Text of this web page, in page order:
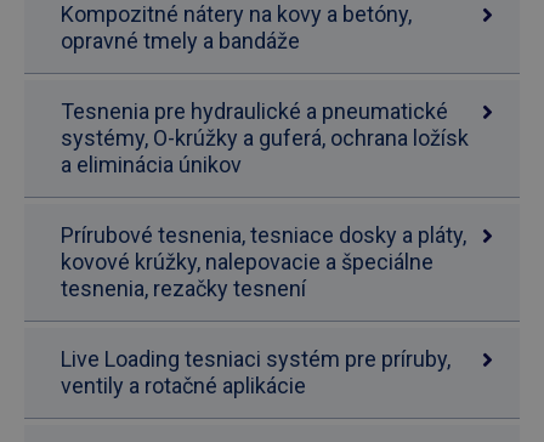
Kompozitné nátery na kovy a betóny,
opravné tmely a bandáže
Tesnenia pre hydraulické a pneumatické
systémy, O-krúžky a guferá, ochrana ložísk
a eliminácia únikov
Prírubové tesnenia, tesniace dosky a pláty,
kovové krúžky, nalepovacie a špeciálne
tesnenia, rezačky tesnení
Live Loading tesniaci systém pre príruby,
ventily a rotačné aplikácie